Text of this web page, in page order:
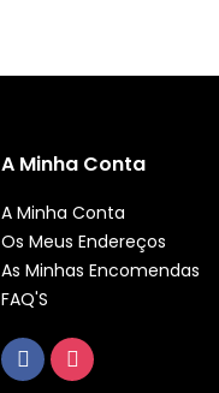
A Minha Conta
A Minha Conta
Os Meus Endereços
As Minhas Encomendas
FAQ'S